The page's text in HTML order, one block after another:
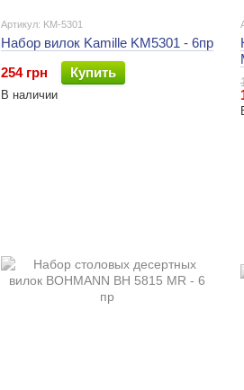
Артикул: KM-5301
Набор вилок Kamille KM5301 - 6пр
254 грн
Купить
В наличии